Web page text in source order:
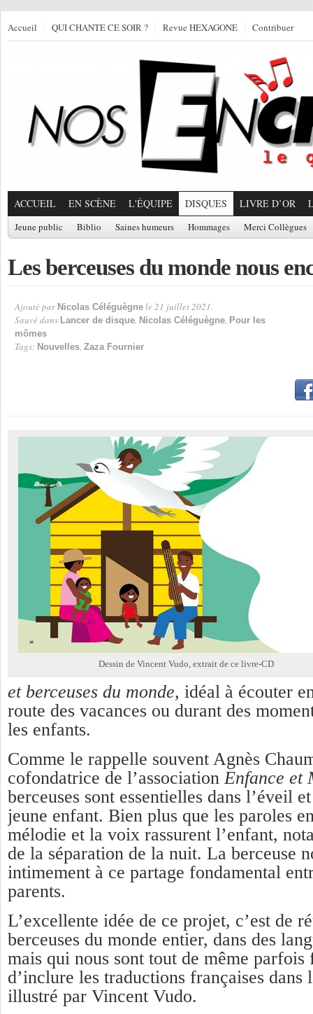
Accueil QUI CHANTE CE SOIR ? Revue HEXAGONE Contribuer
ACCUEIL EN SCÈNE L'ÉQUIPE DISQUES LIVRE D’OR
Jeune public Biblio Saines humeurs Hommages Merci Collègues
Les berceuses du monde nous
Ajouté par Nicolas Céléguègne le 21 juillet 2021.
Sauvé dans Lancer de disque, Nicolas Céléguègne, Pour les
mômes
Tags: Nouvelles, Zaza Fournier
Dessin de Vincent Vudo, extrait de ce livre-CD
et berceuses du monde, idéal à écouter
route des vacances ou durant des
les enfants.
Comme le rappelle souvent Agnès
cofondatrice de l’association Enfance et
berceuses sont essentielles dans l’éveil
jeune enfant. Bien plus que les paroles
mélodie et la voix rassurent l’enfant,
de la séparation de la nuit. La berceuse
intimement à ce partage fondamental
parents.
L’excellente idée de ce projet, c’est de
berceuses du monde entier, dans des
mais qui nous sont tout de même parfois
d’inclure les traductions françaises
illustré par Vincent Vudo.